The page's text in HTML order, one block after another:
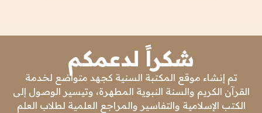
شكراً لدعمكم
تم إنشاء موقع المكتبة السنية كجهد متواضع لخدمة
القرآن الكريم والسنة النبوية المطهرة، وتيسير الوصول إلى
الكتب الإسلامية والتفاسير والمراجع العلمية لطلاب العلم